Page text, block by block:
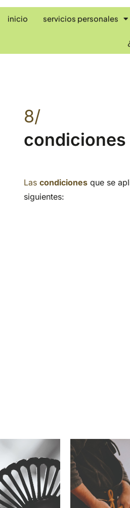
inicio servicios personales
8/
condiciones
Las condicionesque se
siguientes: